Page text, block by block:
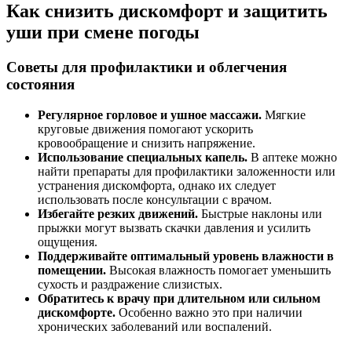
Как снизить дискомфорт и защитить
уши при смене погоды
Советы для профилактики и облегчения
состояния
Регулярное горловое и ушное массажи. Мягкие
круговые движения помогают ускорить
кровообращение и снизить напряжение.
Использование специальных капель. В аптеке можно
найти препараты для профилактики заложенности или
устранения дискомфорта, однако их следует
использовать после консультации с врачом.
Избегайте резких движений. Быстрые наклоны или
прыжки могут вызвать скачки давления и усилить
ощущения.
Поддерживайте оптимальный уровень влажности в
помещении. Высокая влажность помогает уменьшить
сухость и раздражение слизистых.
Обратитесь к врачу при длительном или сильном
дискомфорте. Особенно важно это при наличии
хронических заболеваний или воспалений.